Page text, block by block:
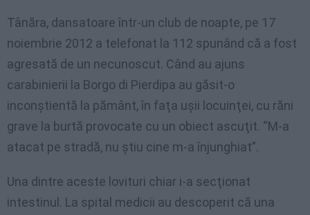
Tânăra, dansatoare într-un club de noapte, pe 17
noiembrie 2012 a telefonat la 112 spunând că a fost
agresată de un necunoscut. Când au ajuns
carabinierii la Borgo di Pierdipa au găsit-o
inconştientă la pământ, în faţa uşii locuinţei, cu răni
grave la burtă provocate cu un obiect ascuţit. “M-a
atacat pe stradă, nu ştiu cine m-a înjunghiat”.
Una dintre aceste lovituri chiar i-a secţionat
intestinul. La spital medicii au descoperit că una